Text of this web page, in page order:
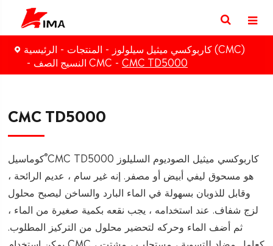
الرئيسية المنتجات
كاربوكسي ميثيل سيلولوز (CMC)
النسيج الصف CMC
CMC TD5000
CMC TD5000
كوماسيل®CMC TD5000 كاربوكسي ميثيل الصوديوم السليلوز
هو مسحوق ليفي أبيض أو مصفر. إنه غير سام ، عديم الرائحة ،
وقابل للذوبان بسهولة في الماء البارد والساخن ليصبح محلول
لزج شفاف. عند استخدامه ، يجب نقعه بكمية صغيرة من الماء ،
ثم أضف الماء وحركه لتحضير محلول من التركيز المطلوب.
يمكن استخدام CMC كعامل مضاد للتسوية ، مستحلب ، مشتت ،